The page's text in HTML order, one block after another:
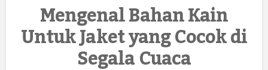
Politik
Konstitusi
Mengenal Bahan Kain
Untuk Jaket yang Cocok di
Segala Cuaca